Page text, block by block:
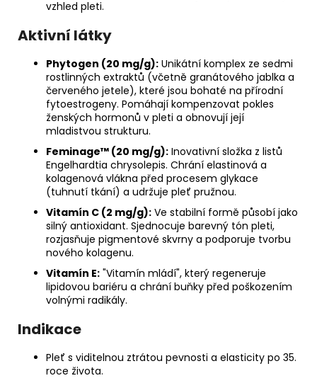
vzhled pleti.
Aktivní látky
Phytogen (20 mg/g): Unikátní komplex ze sedmi
rostlinných extraktů (včetně granátového jablka a
červeného jetele), které jsou bohaté na přírodní
fytoestrogeny. Pomáhají kompenzovat pokles
ženských hormonů v pleti a obnovují její
mladistvou strukturu.
Feminage™ (20 mg/g): Inovativní složka z listů
Engelhardtia chrysolepis. Chrání elastinová a
kolagenová vlákna před procesem glykace
(tuhnutí tkání) a udržuje pleť pružnou.
Vitamín C (2 mg/g): Ve stabilní formě působí jako
silný antioxidant. Sjednocuje barevný tón pleti,
rozjasňuje pigmentové skvrny a podporuje tvorbu
nového kolagenu.
Vitamín E: "Vitamín mládí", který regeneruje
lipidovou bariéru a chrání buňky před poškozením
volnými radikály.
Indikace
Pleť s viditelnou ztrátou pevnosti a elasticity po 35.
roce života.